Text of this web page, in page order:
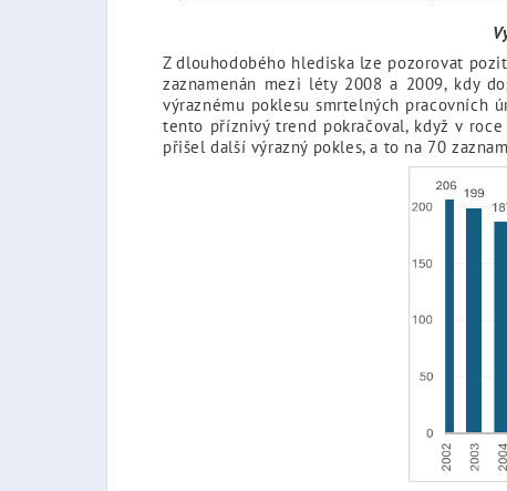
Z dlouhodobého hlediska lze pozorovat
zaznamenán mezi léty 2008 a 2009, kdy
výraznému poklesu smrtelných pracovních
tento příznivý trend pokračoval, když v
přišel další výrazný pokles, a to na 70